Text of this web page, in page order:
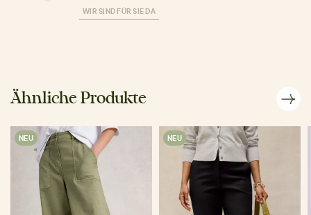
WIR SIND FÜR SIE DA
Ähnliche Produkte
NEU NEU